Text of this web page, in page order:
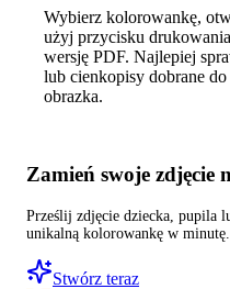
Wybierz kolorowankę,
użyj przycisku
wersję PDF. Najlepiej
lub cienkopisy dobrane
obrazka.
Zamień swoje zdjęcie
Prześlij zdjęcie dziecka, pupila
unikalną kolorowankę w minutę.
Stwórz teraz